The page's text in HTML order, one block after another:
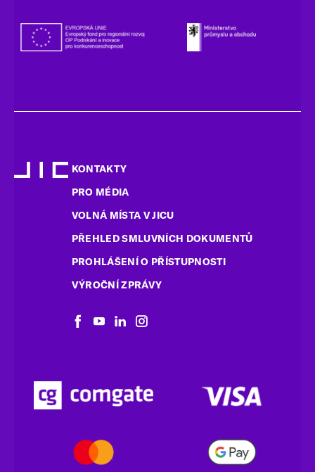
KONTAKTY
PRO MÉDIA
VOLNÁ MÍSTA V JICU
PŘEHLED SMLUVNÍCH DOKUMENTŮ
PROHLÁŠENÍ O PŘÍSTUPNOSTI
VÝROČNÍ ZPRÁVY